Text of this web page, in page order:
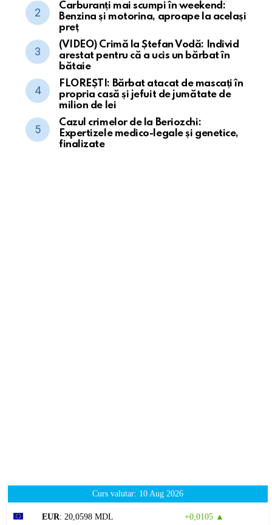
Carburanți mai scumpi în weekend:
Benzina și motorina, aproape la același
preț
(VIDEO) Crimă la Ștefan Vodă: Individ
arestat pentru că a ucis un bărbat în
bătaie
FLOREȘTI: Bărbat atacat de mascați în
propria casă și jefuit de jumătate de
milion de lei
Cazul crimelor de la Beriozchi:
Expertizele medico-legale și genetice,
finalizate
Curs valutar: 10 Aug 2026
EUR: 20,0598 MDL +0,0105 ▲